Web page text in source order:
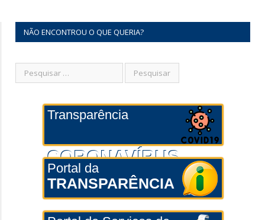
NÃO ENCONTROU O QUE QUERIA?
Transparência
CORONAVÍRUS
Portal da
TRANSPARÊNCIA